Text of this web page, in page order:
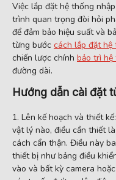
Việc lắp đặt hệ thống
trình quan trọng đòi hỏi
để đảm bảo hiệu suất và
từng bước cách lắp đặt
chiến lược chính bảo trì hệ
đường dài.
Hướng dẫn cài đặt
Lên kế hoạch và thiết
vật lý nào, điều cần thiết
cách cẩn thận. Điều này
thiết bị như bảng điều
vào và bất kỳ camera